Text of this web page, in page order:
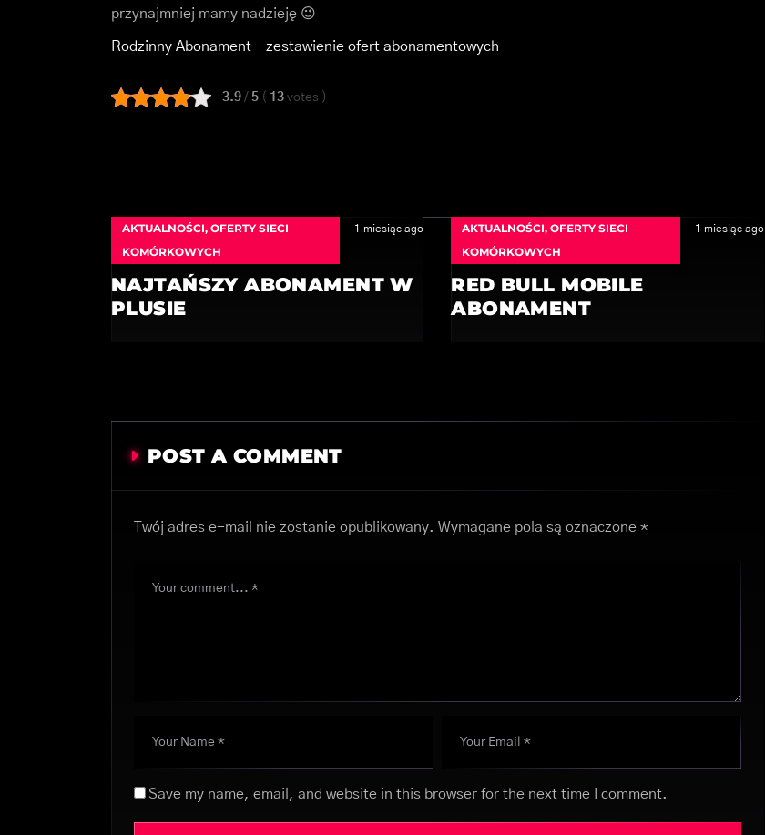
przynajmniej mamy nadzieję 😉
Rodzinny Abonament – zestawienie ofert abonamentowych
3.9 / 5 ( 13 votes )
AKTUALNOŚCI, OFERTY SIECI
KOMÓRKOWYCH
1 miesiąc ago
NAJTAŃSZY ABONAMENT W
PLUSIE
AKTUALNOŚCI,OFERTY SIECI
KOMÓRKOWYCH
1 miesiąc ago
RED BULL MOBILE
ABONAMENT
POST A COMMENT
Twój adres e-mail nie zostanie opublikowany. Wymagane pola są oznaczone *
Save my name, email, and website in this browser for the next time I comment.